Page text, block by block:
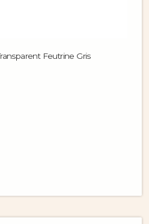
Feutrine Gris